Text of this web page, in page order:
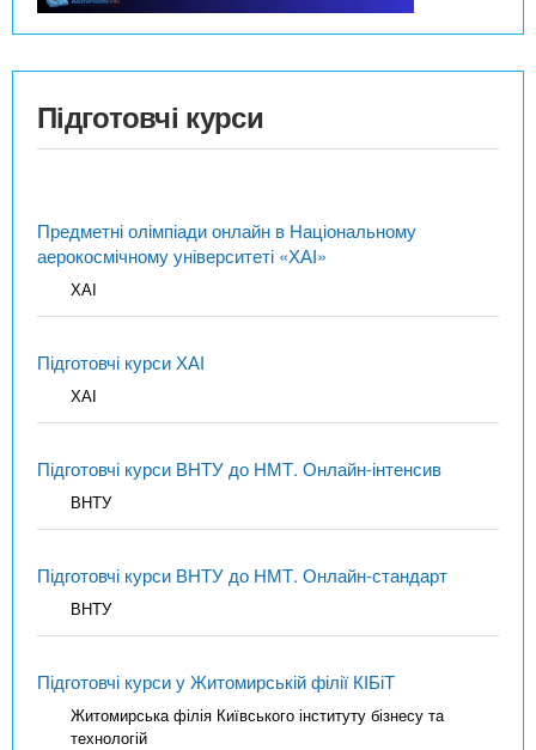
Підготовчі курси
Предметні олімпіади онлайн в Національному
аерокосмічному університеті «ХАІ»
ХАІ
Підготовчі курси ХАІ
ХАІ
Підготовчі курси ВНТУ до НМТ. Онлайн-інтенсив
ВНТУ
Підготовчі курси ВНТУ до НМТ. Онлайн-стандарт
ВНТУ
Підготовчі курси у Житомирській філії КІБіТ
Житомирська філія Київського інституту бізнесу та
технологій